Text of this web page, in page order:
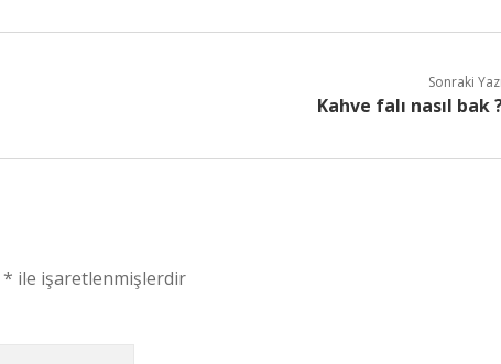
Sonraki
Kahve falı nasıl bak
* ile işaretlenmişlerdir